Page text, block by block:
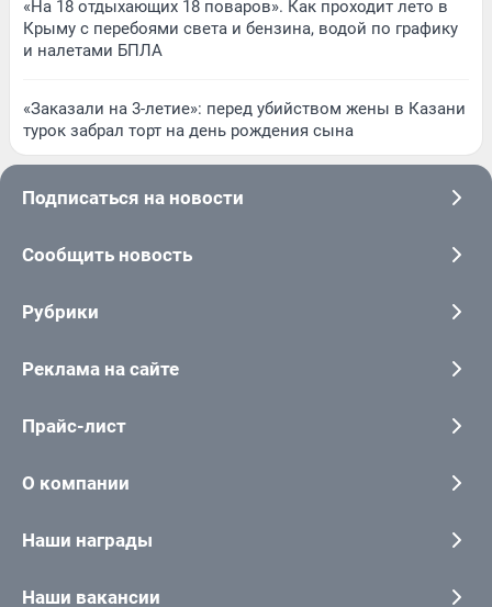
«На 18 отдыхающих 18 поваров». Как проходит лето в
Крыму с перебоями света и бензина, водой по графику
и налетами БПЛА
«Заказали на 3-летие»: перед убийством жены в Казани
турок забрал торт на день рождения сына
Подписаться на новости
Сообщить новость
Рубрики
Реклама на сайте
Прайс-лист
О компании
Наши награды
Наши вакансии